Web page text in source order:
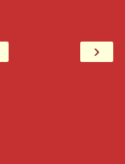
›